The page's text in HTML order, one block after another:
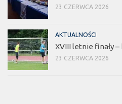
23 CZERWCA 2026
AKTUALNOŚCI
XVIII letnie finały
23 CZERWCA 2026